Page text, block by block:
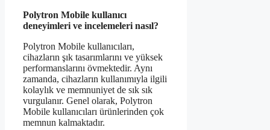
Polytron Mobile kullanıcı
deneyimleri ve incelemeleri nasıl?
Polytron Mobile kullanıcıları,
cihazların şık tasarımlarını ve yüksek
performanslarını övmektedir. Aynı
zamanda, cihazların kullanımıyla ilgili
kolaylık ve memnuniyet de sık sık
vurgulanır. Genel olarak, Polytron
Mobile kullanıcıları ürünlerinden çok
memnun kalmaktadır.